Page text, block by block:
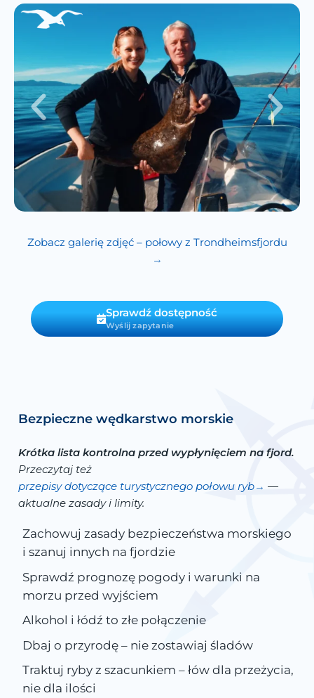
Zobacz galerię zdjęć – połowy z Trondheimsfjordu
Sprawdź dostępność
Wyślij zapytanie
Bezpieczne wędkarstwo morskie
Krótka lista kontrolna przed wypłynięciem na fjord.
Przeczytaj też
przepisy dotyczące turystycznego połowu ryb
—
aktualne zasady i limity.
Zachowuj zasady bezpieczeństwa morskiego
i szanuj innych na fjordzie
Sprawdź prognozę pogody i warunki na
morzu przed wyjściem
Alkohol i łódź to złe połączenie
Dbaj o przyrodę – nie zostawiaj śladów
Traktuj ryby z szacunkiem – łów dla przeżycia,
nie dla ilości